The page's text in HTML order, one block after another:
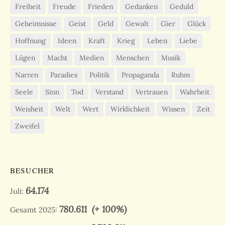
Freiheit Freude Frieden Gedanken
Geduld
Geheimnisse
Geist Geld Gewalt Gier
Glück
Hoffnung
Ideen Kraft Krieg Leben
Liebe
Lügen
Macht Medien Menschen
Musik
Narren
Paradies Politik Propaganda
Ruhm
Seele
Sinn Tod Verstand Vertrauen
Wahrheit
Weisheit
Welt Wert Wirklichkeit Wissen
Zeit
Zweifel
BESUCHER
Juli: 64.174
Gesamt 2025: 780.611(+ 100%)